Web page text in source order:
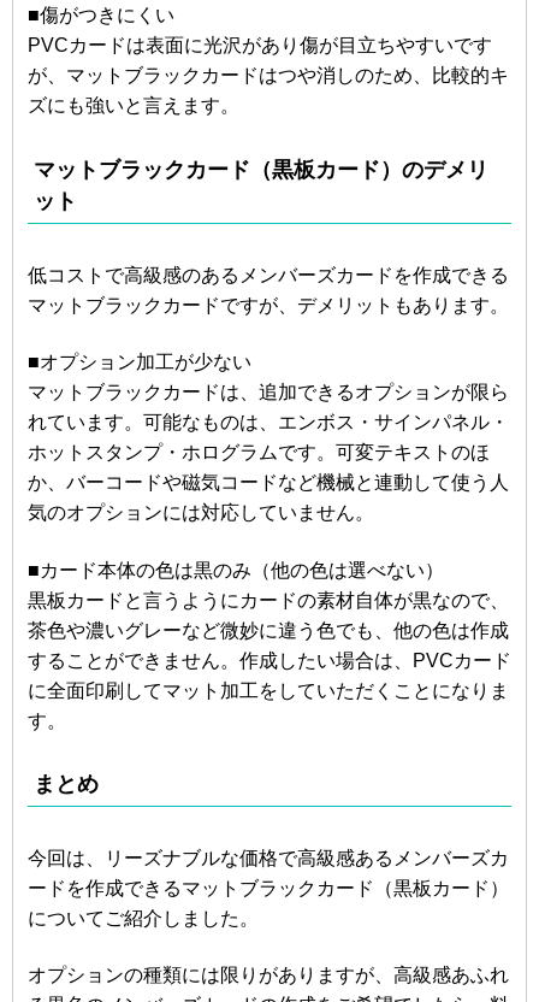
■傷がつきにくい
PVCカードは表面に光沢があり傷が目立ちやすいです
が、マットブラックカードはつや消しのため、比較的キ
ズにも強いと言えます。
マットブラックカード（黒板カード）のデメリ
ット
低コストで高級感のあるメンバーズカードを作成できる
マットブラックカードですが、デメリットもあります。
■オプション加工が少ない
マットブラックカードは、追加できるオプションが限ら
れています。可能なものは、エンボス・サインパネル・
ホットスタンプ・ホログラムです。可変テキストのほ
か、バーコードや磁気コードなど機械と連動して使う人
気のオプションには対応していません。
■カード本体の色は黒のみ（他の色は選べない）
黒板カードと言うようにカードの素材自体が黒なので、
茶色や濃いグレーなど微妙に違う色でも、他の色は作成
することができません。作成したい場合は、PVCカード
に全面印刷してマット加工をしていただくことになりま
す。
まとめ
今回は、リーズナブルな価格で高級感あるメンバーズカ
ードを作成できるマットブラックカード（黒板カード）
についてご紹介しました。
オプションの種類には限りがありますが、高級感あふれ